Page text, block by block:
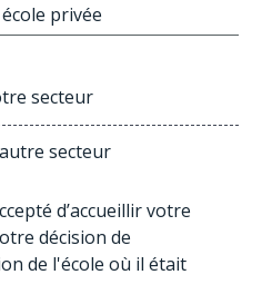
privée
secteur
secteur
d’accueillir votre
décision de
de l'école où il était